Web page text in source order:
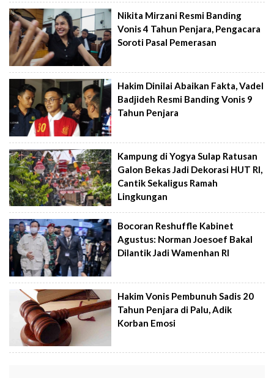
Nikita Mirzani Resmi Banding
Vonis 4 Tahun Penjara, Pengacara
Soroti Pasal Pemerasan
Hakim Dinilai Abaikan Fakta, Vadel
Badjideh Resmi Banding Vonis 9
Tahun Penjara
Kampung di Yogya Sulap Ratusan
Galon Bekas Jadi Dekorasi HUT RI,
Cantik Sekaligus Ramah
Lingkungan
Bocoran Reshuffle Kabinet
Agustus: Norman Joesoef Bakal
Dilantik Jadi Wamenhan RI
Hakim Vonis Pembunuh Sadis 20
Tahun Penjara di Palu, Adik
Korban Emosi